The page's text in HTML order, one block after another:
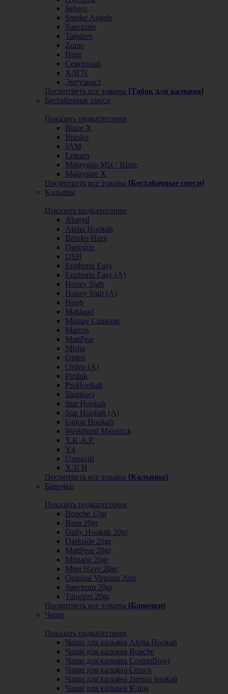
Sebero
Smoke Angels
Spectrum
Tangiers
Zomo
Наш
Северный
ХЛГN
Энтузиаст
Посмотреть все товары [Табак для кальяна]
Бестабачные смеси
Показать подкатегории
Blaze X
Brusko
JAM
Leteam
Malaysian Mix / Blaze
Malaysian X
Посмотреть все товары [Бестабачные смеси]
Кальяны
Показать подкатегории
Abaryd
Alpha Hookah
Brusko Haze
Darkside
DSH
Euphoria Easy
Euphoria Easy (А)
Honey Sigh
Honey Sigh (А)
Hoob
Maklaud
Mamay Customs
Marcos
MattPear
Misha
Orden
Orden (А)
Pizduk
ProHookah
Shadows
Star Hookah
Star Hookah (А)
Union Hookah
Werkbund Maverick
Y.K.A.P.
Y4
Горький
ХЛГН
Посмотреть все товары [Кальяны]
Баночки
Показать подкатегории
Bonche 12gr
Burn 20gr
Daily Hookah 20gr
Darkside 20gr
MattPear 20gr
Mixtape 20gr
Must Have 20gr
Original Virginia 20gr
Spectrum 20gr
Tangiers 20gr
Посмотреть все товары [Баночки]
Чаши
Показать подкатегории
Чаши для кальяна Alpha Hookah
Чаши для кальяна Bonche
Чаши для кальяна CosmoBowl
Чаши для кальяна Crown
Чаши для кальяна Japona hookah
Чаши для кальяна Kolos